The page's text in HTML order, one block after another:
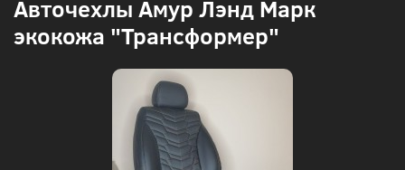
Авточехлы Амур Лэнд Марк
экокожа "Трансформер"